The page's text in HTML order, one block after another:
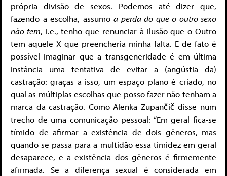
própria divisão de sexos. Podemos até dizer que,
fazendo a escolha, assumo a perda do que o outro sexo
não tem, i.e., tenho que renunciar à ilusão que o Outro
tem aquele X que preencheria minha falta. E de fato é
possível imaginar que a transgeneridade é em última
instância uma tentativa de evitar a (angústia da)
castração: graças a isso, um espaço plano é criado, no
qual as múltiplas escolhas que posso fazer não tenham a
marca da castração. Como Alenka Zupančič disse num
trecho de uma comunicação pessoal: “Em geral fica-se
tímido de afirmar a existência de dois gêneros, mas
quando se passa para a multidão essa timidez em geral
desaparece, e a existência dos gêneros é firmemente
afirmada. Se a diferença sexual é considerada em